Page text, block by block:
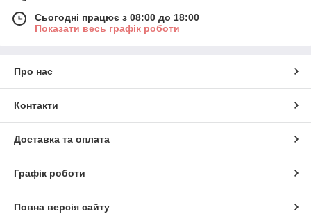
Сьогодні працює з 08:00 до 18:00
Показати весь графік роботи
Про нас
Контакти
Доставка та оплата
Графік роботи
Повна версія сайту